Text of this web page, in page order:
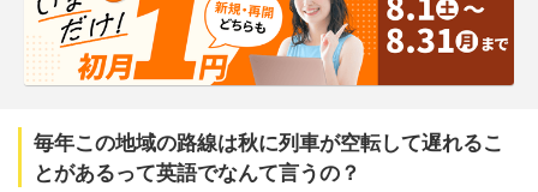
毎年この地域の路線は秋に列車が空転して遅れるこ
とがあるって英語でなんて言うの？